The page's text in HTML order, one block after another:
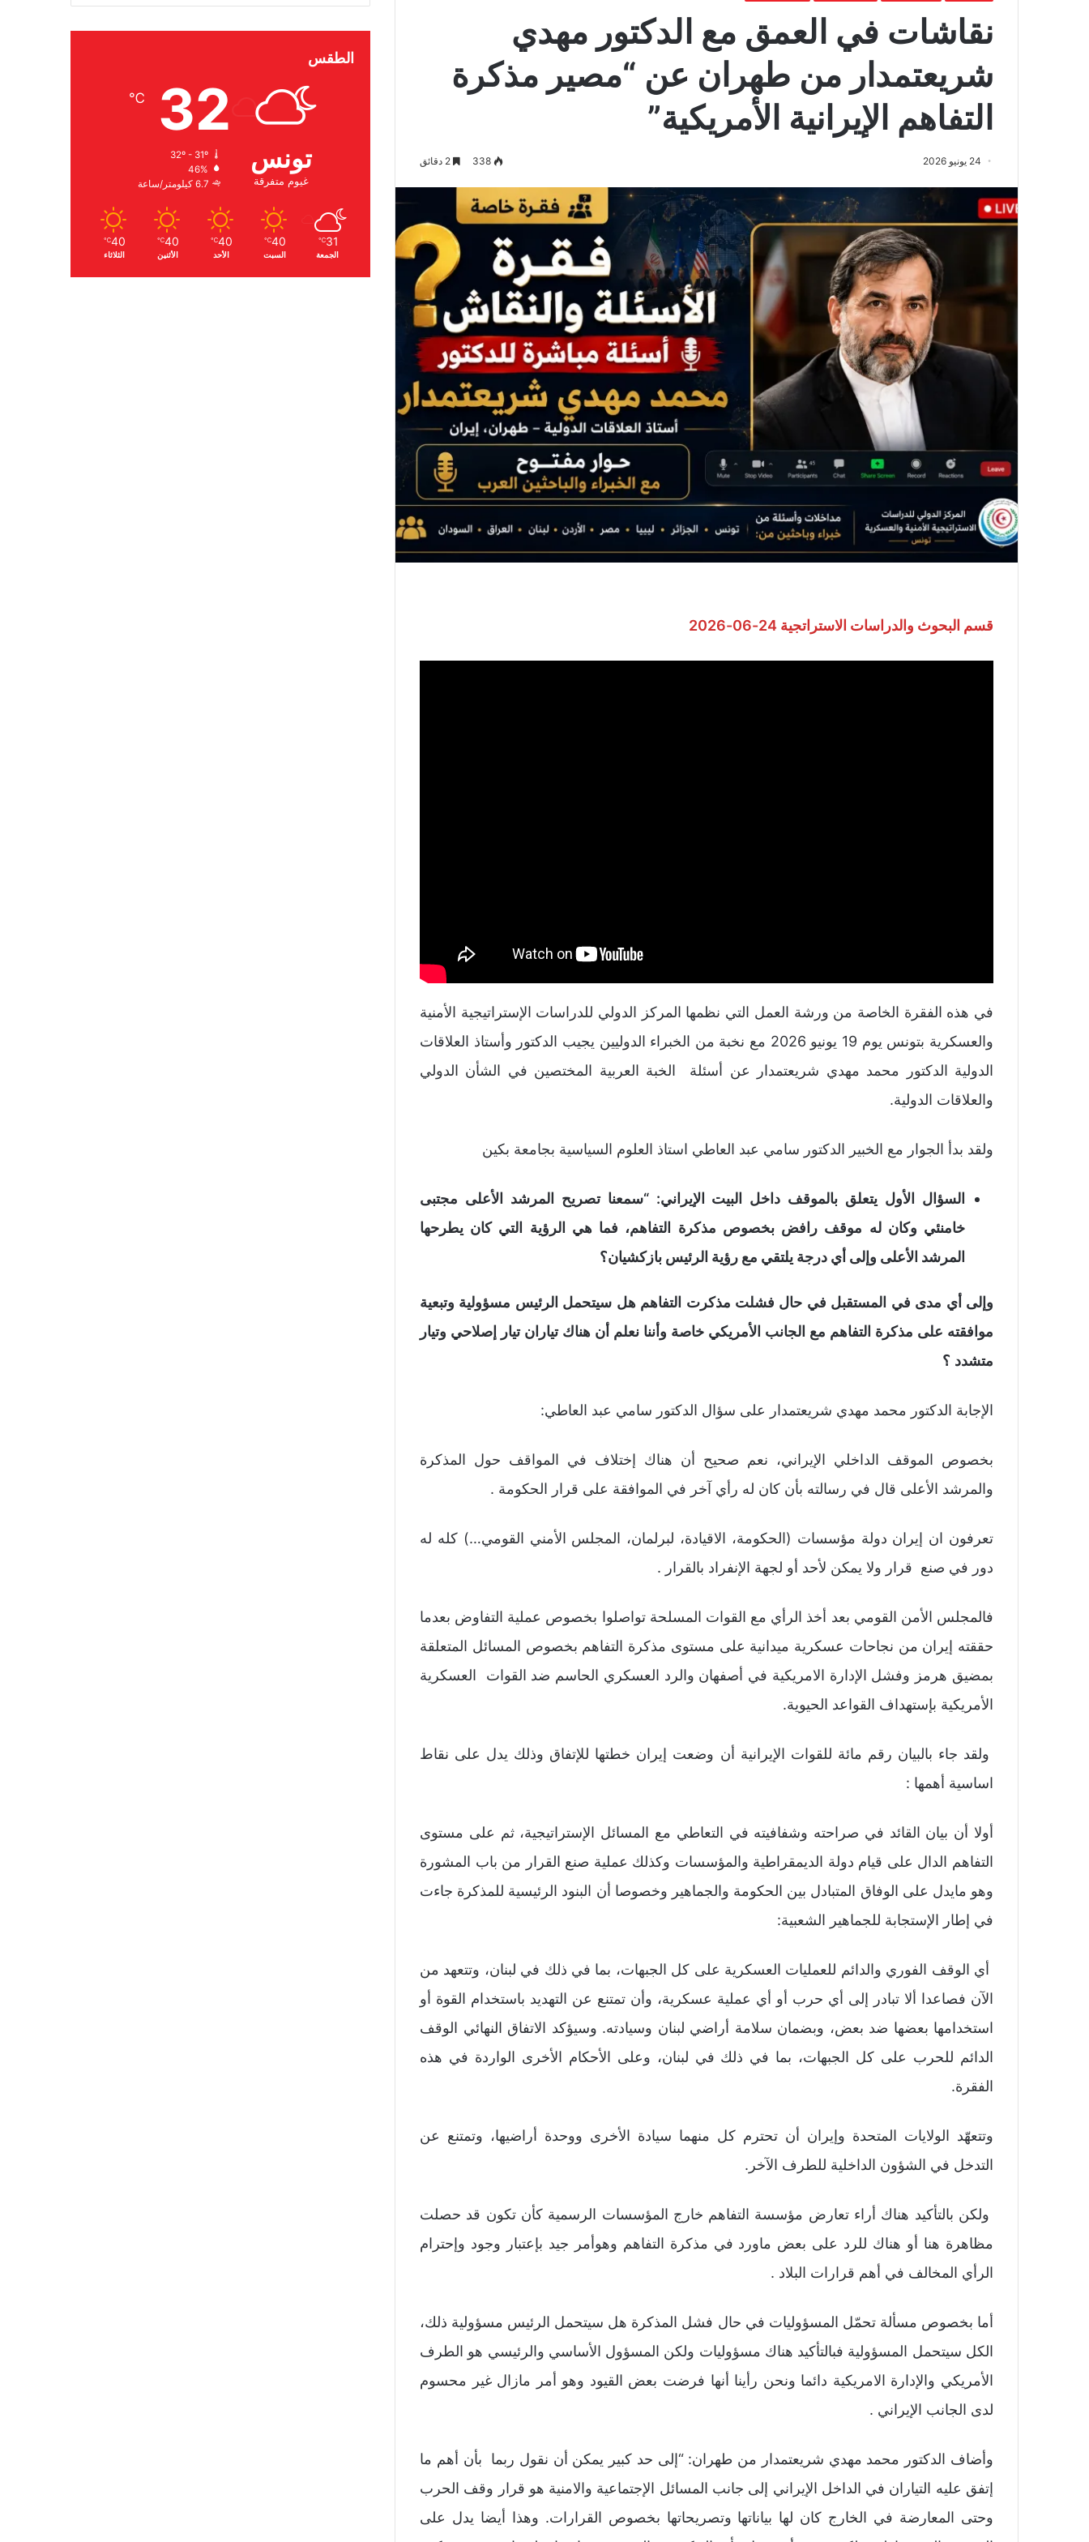
نقاشات في العمق مع الدكتور مهدي
شريعتمدار من طهران عن “مصير مذكرة
التفاهم الإيرانية الأمريكية”
24 يونيو 2026 338
قسم البحوث والدراسات الاستراتجية 24-06-2026
في هذه الفقرة الخاصة من ورشة العمل التي نظمها المركز الدولي للدراسات الإستراتيجية الأمنية
والعسكرية بتونس يوم 19 يونيو 2026 مع نخبة من الخبراء الدوليين يجيب الدكتور وأستاذ العلاقات
الدولية الدكتور محمد مهدي شريعتمدار عن أسئلة الخبة العربية المختصين في الشأن الدولي
والعلاقات الدولية.
ولقد بدأ الجوار مع الخبير الدكتور سامي عبد العاطي استاذ العلوم السياسية بجامعة بكين
السؤال الأول يتعلق بالموقف داخل البيت الإيراني: “سمعنا تصريح المرشد الأعلى مجتبى
خامنئي وكان له موقف رافض بخصوص مذكرة التفاهم، فما هي الرؤية التي كان يطرحها
المرشد الأعلى وإلى أي درجة يلتقي مع رؤية الرئيس بازكشيان؟
وإلى أي مدى في المستقبل في حال فشلت مذكرت التفاهم هل سيتحمل الرئيس مسؤولية وتبعية
موافقته على مذكرة التفاهم مع الجانب الأمريكي خاصة وأننا نعلم أن هناك تياران تيار إصلاحي وتيار
متشدد ؟
الإجابة الدكتور محمد مهدي شريعتمدار على سؤال الدكتور سامي عبد العاطي:
بخصوص الموقف الداخلي الإيراني، نعم صحيح أن هناك إختلاف في المواقف حول المذكرة
والمرشد الأعلى قال في رسالته بأن كان له رأي آخر في الموافقة على قرار الحكومة .
تعرفون ان إيران دولة مؤسسات (الحكومة، الاقيادة، لبرلمان، المجلس الأمني القومي…) كله له
دور في صنع قرار ولا يمكن لأحد أو لجهة الإنفراد بالقرار .
فالمجلس الأمن القومي بعد أخذ الرأي مع القوات المسلحة تواصلوا بخصوص عملية التفاوض بعدما
حققته إيران من نجاحات عسكرية ميدانية على مستوى مذكرة التفاهم بخصوص المسائل المتعلقة
بمضيق هرمز وفشل الإدارة الامريكية في أصفهان والرد العسكري الحاسم ضد القوات العسكرية
الأمريكية بإستهداف القواعد الحيوية.
ولقد جاء بالبيان رقم مائة للقوات الإيرانية أن وضعت إيران خطتها للإتفاق وذلك يدل على نقاط
اساسية أهمها :
أولا أن بيان القائد في صراحته وشفافيته في التعاطي مع المسائل الإستراتيجية، ثم على مستوى
التفاهم الدال على قيام دولة الديمقراطية والمؤسسات وكذلك عملية صنع القرار من باب المشورة
وهو مايدل على الوفاق المتبادل بين الحكومة والجماهير وخصوصا أن البنود الرئيسية للمذكرة جاءت
في إطار الإستجابة للجماهير الشعبية:
أي الوقف الفوري والدائم للعمليات العسكرية على كل الجبهات، بما في ذلك في لبنان، وتتعهد من
الآن فصاعدا ألا تبادر إلى أي حرب أو أي عملية عسكرية، وأن تمتنع عن التهديد باستخدام القوة أو
استخدامها بعضها ضد بعض، وبضمان سلامة أراضي لبنان وسيادته. وسيؤكد الاتفاق النهائي الوقف
الدائم للحرب على كل الجبهات، بما في ذلك في لبنان، وعلى الأحكام الأخرى الواردة في هذه
الفقرة.
وتتعهّد الولايات المتحدة وإيران أن تحترم كل منهما سيادة الأخرى ووحدة أراضيها، وتمتنع عن
التدخل في الشؤون الداخلية للطرف الآخر.
ولكن بالتأكيد هناك أراء تعارض مؤسسة التفاهم خارج المؤسسات الرسمية كأن تكون قد حصلت
مظاهرة هنا أو هناك للرد على بعض ماورد في مذكرة التفاهم وهوأمر جيد بإعتبار وجود وإحترام
الرأي المخالف في أهم قرارات البلاد .
أما بخصوص مسألة تحمّل المسؤوليات في حال فشل المذكرة هل سيتحمل الرئيس مسؤولية ذلك،
الكل سيتحمل المسؤولية فبالتأكيد هناك مسؤوليات ولكن المسؤول الأساسي والرئيسي هو الطرف
الأمريكي والإدارة الامريكية دائما ونحن رأينا أنها فرضت بعض القيود وهو أمر مازال غير محسوم
لدى الجانب الإيراني .
وأضاف الدكتور محمد مهدي شريعتمدار من طهران: “إلى حد كبير يمكن أن نقول ربما بأن أهم ما
إتفق عليه التياران في الداخل الإيراني إلى جانب المسائل الإجتماعية والامنية هو قرار وقف الحرب
وحتى المعارضة في الخارج كان لها بياناتها وتصريحاتها بخصوص القرارات. وهذا أيضا يدل على
الطقس
تونس
غيوم متفرقة
32
℃
32º - 31º
46%
6.7 كيلومتر/ساعة
31
℃
الجمعة
40
℃
السبت
40
℃
الأحد
40
℃
الأثنين
40
℃
الثلاثاء